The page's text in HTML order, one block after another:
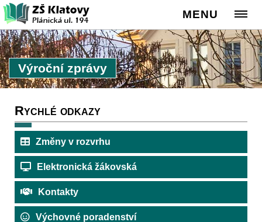
MENU
Výroční zprávy
Rychlé odkazy
Změny v rozvrhu
Elektronická žákovská
Kontakty
Výchovné poradenství